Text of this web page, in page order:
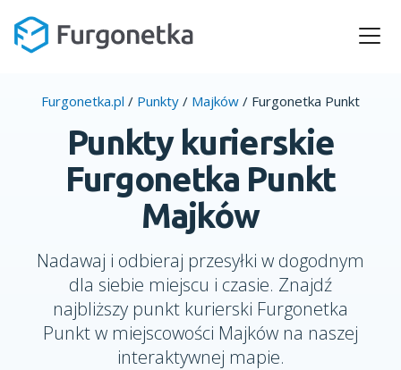
Furgonetka.pl / Punkty / Majków / Furgonetka Punkt
Punkty kurierskie
Furgonetka Punkt
Majków
Nadawaj i odbieraj przesyłki w dogodnym
dla siebie miejscu i czasie. Znajdź
najbliższy punkt kurierski Furgonetka
Punkt w miejscowości Majków na naszej
interaktywnej mapie.